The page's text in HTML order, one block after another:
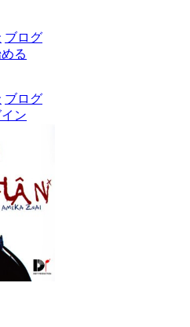
ブログ
る
ブログ
ン